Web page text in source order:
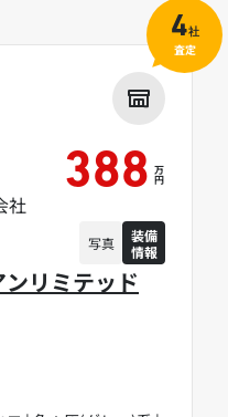
リミテッド
388 万
円
社
写真
装備
情報
4社
査定